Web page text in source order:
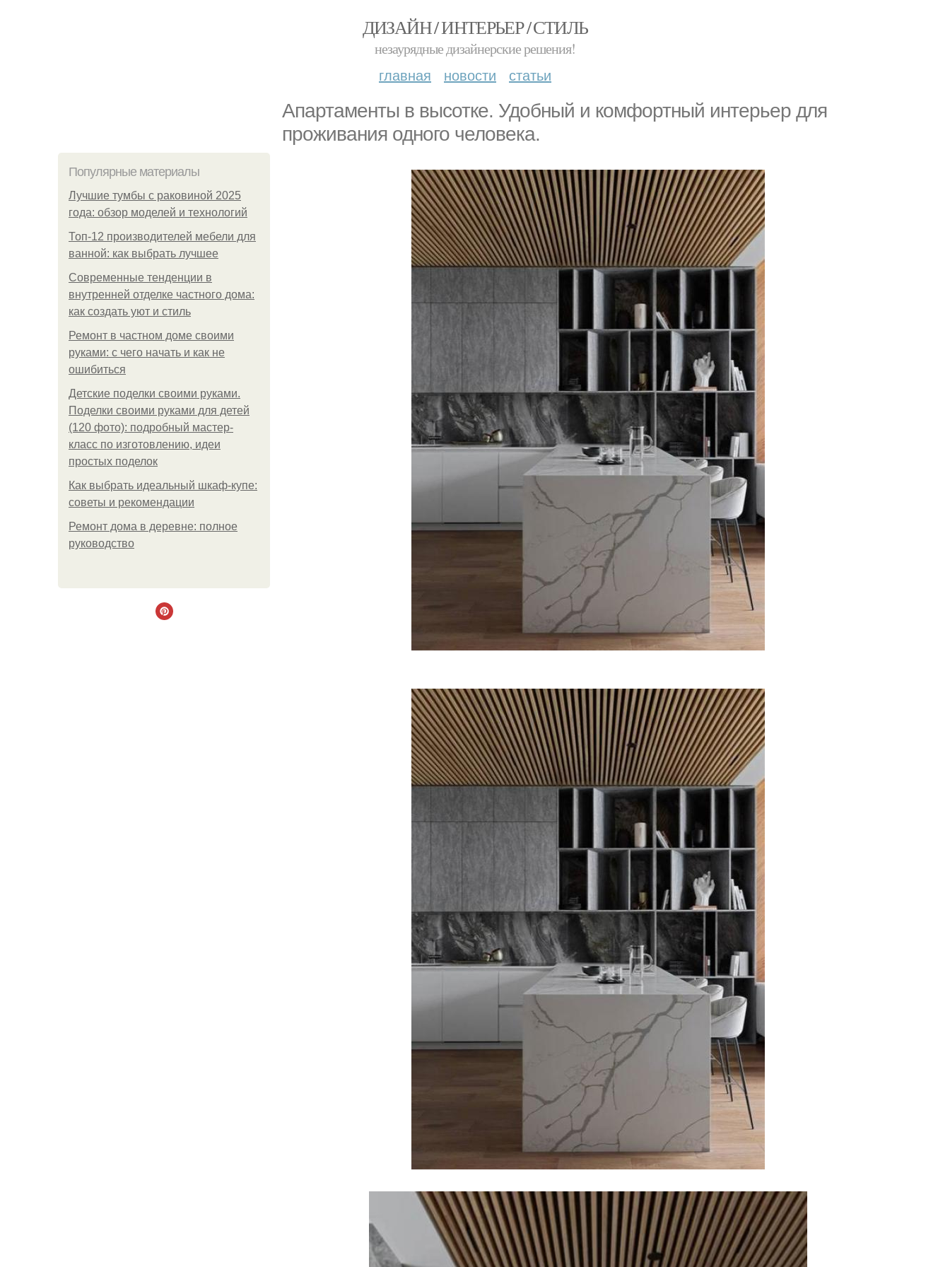
ДИЗАЙН / ИНТЕРЬЕР / СТИЛЬ
незаурядные дизайнерские решения!
главная новости статьи
Апартаменты в высотке. Удобный и комфортный интерьер для
проживания одного человека.
Популярные материалы
Лучшие тумбы с раковиной 2025
года: обзор моделей и технологий
Топ-12 производителей мебели для
ванной: как выбрать лучшее
Современные тенденции в
внутренней отделке частного дома:
как создать уют и стиль
Ремонт в частном доме своими
руками: с чего начать и как не
ошибиться
Детские поделки своими руками.
Поделки своими руками для детей
(120 фото): подробный мастер-
класс по изготовлению, идеи
простых поделок
Как выбрать идеальный шкаф-купе:
советы и рекомендации
Ремонт дома в деревне: полное
руководство